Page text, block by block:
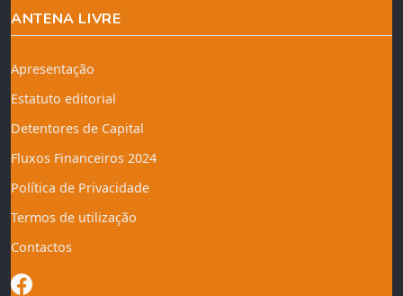
ANTENA LIVRE
Apresentação
Estatuto editorial
Detentores de Capital
Fluxos Financeiros 2024
Política de Privacidade
Termos de utilização
Contactos